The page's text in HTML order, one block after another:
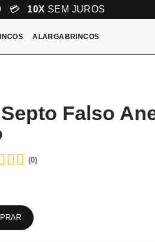
💳 10X SEM JUROS
ALARGABRINCOS
Falso
(0)